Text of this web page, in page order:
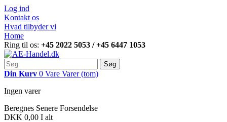
Log ind
Kontakt os
Hvad tilbyder vi
Home
Ring til os: +45 2022 5053 / +45 6447 1053
Søg
Din Kurv 0 Vare Varer (tom)
Ingen varer
Beregnes Senere Forsendelse
DKK 0,00 I alt